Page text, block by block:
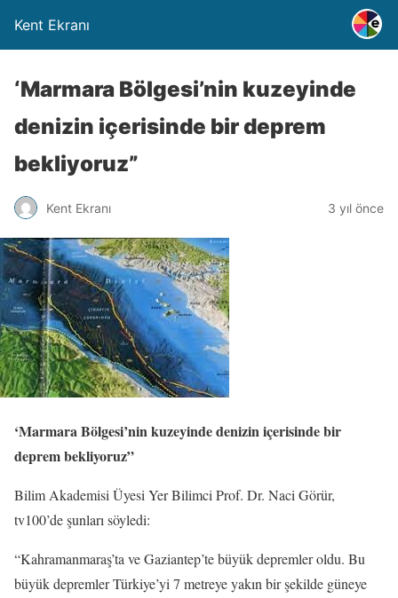
Kent Ekranı
‘Marmara Bölgesi’nin kuzeyinde
denizin içerisinde bir deprem
bekliyoruz”
Kent Ekranı 3 yıl önce
‘Marmara Bölgesi’nin kuzeyinde denizin içerisinde bir
deprem bekliyoruz”
Bilim Akademisi Üyesi Yer Bilimci Prof. Dr. Naci Görür,
tv100’de şunları söyledi:
“Kahramanmaraş’ta ve Gaziantep’te büyük depremler oldu. Bu
büyük depremler Türkiye’yi 7 metreye yakın bir şekilde güneye